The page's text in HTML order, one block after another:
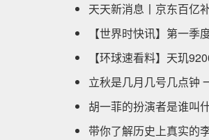
天天新消息丨京东百亿
【世界时快讯】第一
【环球速看料】天玑
立秋是几月几号几点钟
胡一菲的扮演者是谁叫
带你了解历史上真实的